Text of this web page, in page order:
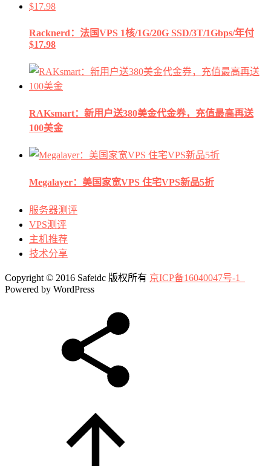
Racknerd：法国VPS 1核/1G/20G SSD/3T/1Gbps/年付
$17.98
RAKsmart：新用户送380美金代金券，充值最高再送
100美金
Megalayer：美国家宽VPS 住宅VPS新品5折
服务器测评
VPS测评
主机推荐
技术分享
Copyright © 2016 Safeidc 版权所有 京ICP备16040047号-1
Powered by WordPress